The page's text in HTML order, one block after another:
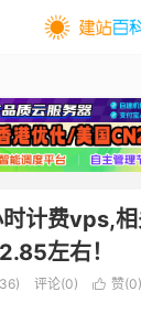
计费vps,相
左右！
) 评论(0)  赞(0)